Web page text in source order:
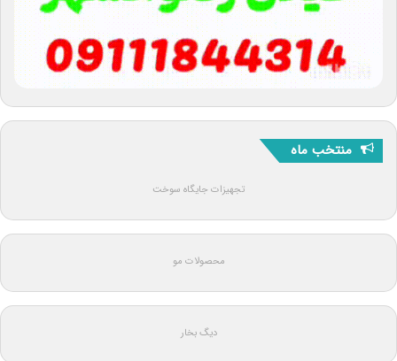
منتخب ماه
تجهیزات جایگاه سوخت
محصولات مو
دیگ بخار